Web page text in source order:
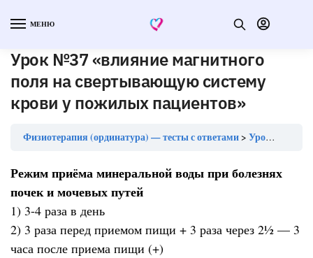
МЕНЮ
Урок №37 «влияние магнитного
поля на свертывающую систему
крови у пожилых пациентов»
Физиотерапия (ординатура) — тесты с ответами Урок №37 «влияние магнитного поля на свертывающую систему крови у пожилых пациентов»
Режим приёма минеральной воды при болезнях
почек и мочевых путей
1) 3-4 раза в день
2) 3 раза перед приемом пищи + 3 раза через 2½ — 3
часа после приема пищи (+)